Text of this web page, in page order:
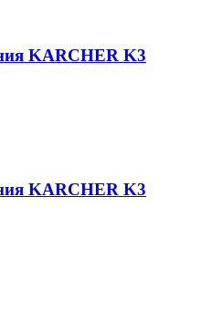
KARCHER K3
KARCHER K3